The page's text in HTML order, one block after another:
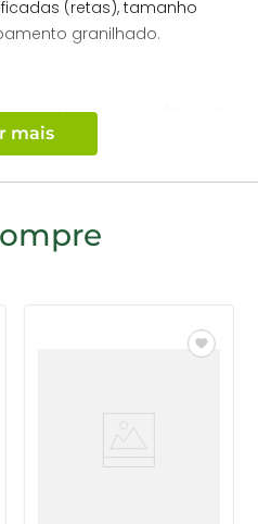
(retas), tamanho
granilhado.
de várias faces do
propositalmente
sofrer alterações de cor de
mais